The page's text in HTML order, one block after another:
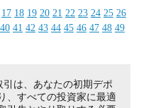
17 18 19 20 21 22 23 24 25 26
40 41 42 43 44 45 46 47 48 49
は、あなたの初期デポ
、すべての投資家に最適